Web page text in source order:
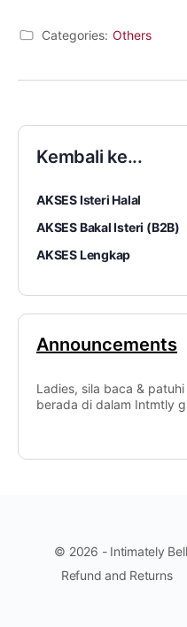
Categories: Others
Kembali ke...
AKSES Isteri Halal
AKSES Bakal Isteri (B2B)
AKSES Lengkap
Announcements
Ladies, sila baca & patuhi
berada di dalam Intmtly
© 2026 - Intimately
Refund and Returns